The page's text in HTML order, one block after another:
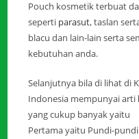
Pouch kosmetik terbuat
seperti parasut, taslan
blacu dan lain-lain serta
kebutuhan anda.
Selanjutnya bila di lihat di
Indonesia mempunyai arti
yang cukup banyak yaitu
Pertama yaitu Pundi-pundi